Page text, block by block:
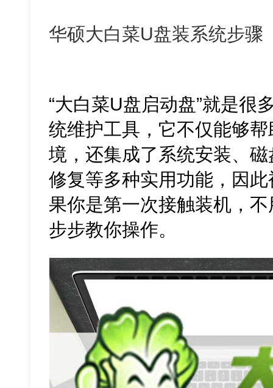
华硕大白菜U盘装系统步骤
“大白菜U盘启动盘”就是很
统维护工具，它不仅能够
境，还集成了系统安装、
修复等多种实用功能，因
果你是第一次接触装机，
步步教你操作。